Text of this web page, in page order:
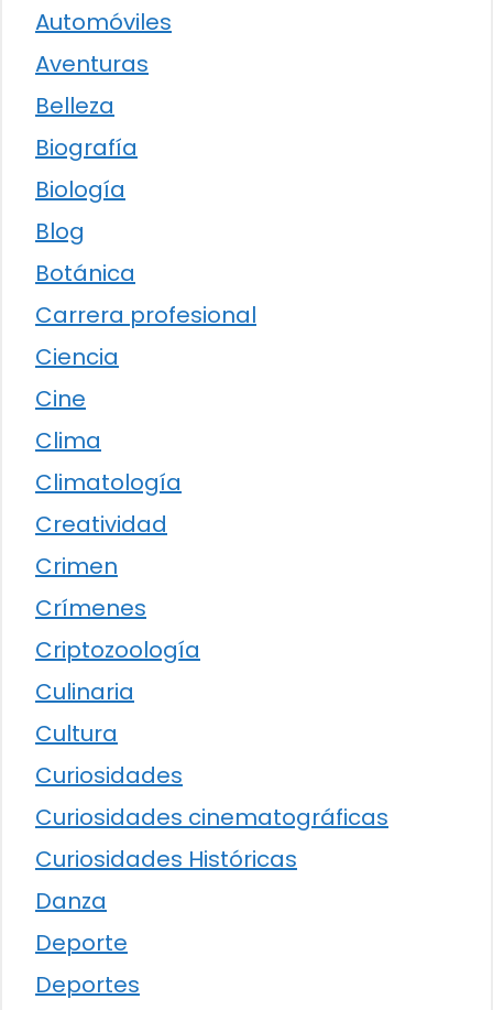
Automóviles
Aventuras
Belleza
Biografía
Biología
Blog
Botánica
Carrera profesional
Ciencia
Cine
Clima
Climatología
Creatividad
Crimen
Crímenes
Criptozoología
Culinaria
Cultura
Curiosidades
Curiosidades cinematográficas
Curiosidades Históricas
Danza
Deporte
Deportes